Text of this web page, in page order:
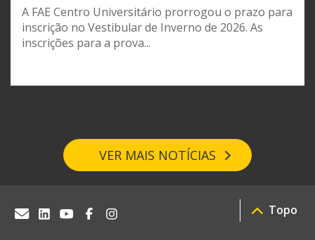
A FAE Centro Universitário prorrogou o prazo para
inscrição no Vestibular de Inverno de 2026. As
inscrições para a prova...
VER MAIS NOTÍCIAS
Topo